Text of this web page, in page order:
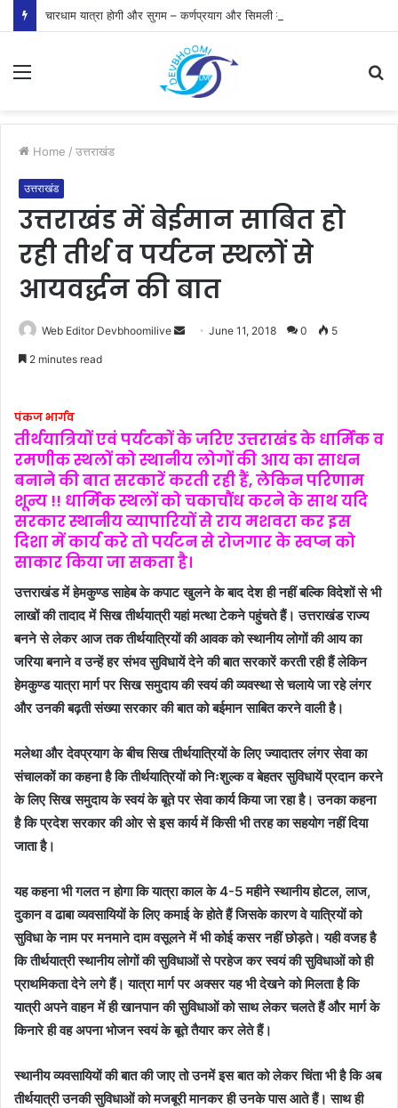
Menu
Home / उत्तराखंड
उत्तराखंड
उत्तराखंड में बेईमान साबित हो
रही तीर्थ व पर्यटन स्थलों से
आयवर्द्धन की बात
Web Editor Devbhoomilive
SendJune 11, 2018 0 5
2 minutes read
पंकज भार्गव
तीर्थयात्रियों एवं पर्यटकों के जरिए उत्तराखंड के धार्मिक व
रमणीक स्थलों को स्थानीय लोगों की आय का साधन
बनाने की बात सरकारें करती रही हैं, लेकिन परिणाम
शून्य !! धार्मिक स्थलों को चकाचौंध करने के साथ यदि
सरकार स्थानीय व्यापारियों से राय मशवरा कर इस
दिशा में कार्य करे तो पर्यटन से रोजगार के स्वप्न को
साकार किया जा सकता है।
उत्तराखंड में हेमकुण्ड साहेब के कपाट खुलने के बाद देश ही नहीं बल्कि विदेशों से भी
लाखों की तादाद में सिख तीर्थयात्री यहां मत्था टेकने पहुंचते हैं। उत्तराखंड राज्य
बनने से लेकर आज तक तीर्थयात्रियों की आवक को स्थानीय लोगों की आय का
जरिया बनाने व उन्हें हर संभव सुविधायें देने की बात सरकारें करती रही हैं लेकिन
हेमकुण्ड यात्रा मार्ग पर सिख समुदाय की स्वयं की व्यवस्था से चलाये जा रहे लंगर
और उनकी बढ़ती संख्या सरकार की बात को बईमान साबित करने वाली है।
मलेथा और देवप्रयाग के बीच सिख तीर्थयात्रियों के लिए ज्यादातर लंगर सेवा का
संचालकों का कहना है कि तीर्थयात्रियों को निःशुल्क व बेहतर सुविधायें प्रदान करने
के लिए सिख समुदाय के स्वयं के बूते पर सेवा कार्य किया जा रहा है। उनका कहना
है कि प्रदेश सरकार की ओर से इस कार्य में किसी भी तरह का सहयोग नहीं दिया
जाता है।
यह कहना भी गलत न होगा कि यात्रा काल के 4-5 महीने स्थानीय होटल, लाज,
दुकान व ढाबा व्यवसायियों के लिए कमाई के होते हैं जिसके कारण वे यात्रियों को
सुविधा के नाम पर मनमाने दाम वसूलने में भी कोई कसर नहीं छोड़ते। यही वजह है
कि तीर्थयात्री स्थानीय लोगों की सुविधाओं से परहेज कर स्वयं की सुविधाओं को ही
प्राथमिकता देने लगे हैं। यात्रा मार्ग पर अक्सर यह भी देखने को मिलता है कि
यात्री अपने वाहन में ही खानपान की सुविधाओं को साथ लेकर चलते हैं और मार्ग के
किनारे ही वह अपना भोजन स्वयं के बूते तैयार कर लेते हैं।
स्थानीय व्यवसायियों की बात की जाए तो उनमें इस बात को लेकर चिंता भी है कि अब
तीर्थयात्री उनकी सुविधाओं को मजबूरी मानकर ही उनके पास आते हैं। साथ ही